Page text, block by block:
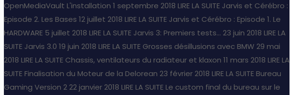
OpenMediaVault L'installation 1 septembre 2018 LIRE LA SUITE Jarvis et Cérébro :
Episode 2. Les Bases 12 juillet 2018 LIRE LA SUITE Jarvis et Cérébro : Episode 1. Le
HARDWARE 5 juillet 2018 LIRE LA SUITE Jarvis 3: Premiers tests... 23 juin 2018 LIRE LA
SUITE Jarvis 3.0 19 juin 2018 LIRE LA SUITE Grosses désillusions avec BMW 29 mai
2018 LIRE LA SUITE Chassis, ventilateurs du radiateur et klaxon 11 mars 2018 LIRE LA
SUITE Finalisation du Moteur de la Delorean 23 février 2018 LIRE LA SUITE Bureau
Gaming Version 2 22 janvier 2018 LIRE LA SUITE Le custom final du bureau sur le